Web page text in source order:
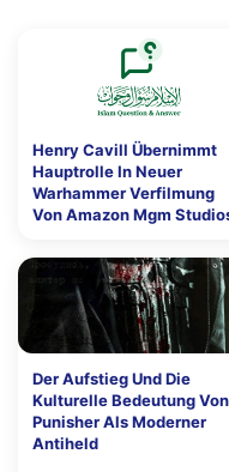
Henry Cavill Übernimmt
Hauptrolle In Neuer
Warhammer Verfilmung
Von Amazon Mgm
Der Aufstieg Und Die
Kulturelle Bedeutung Von
Punisher Als Moderner
Antiheld